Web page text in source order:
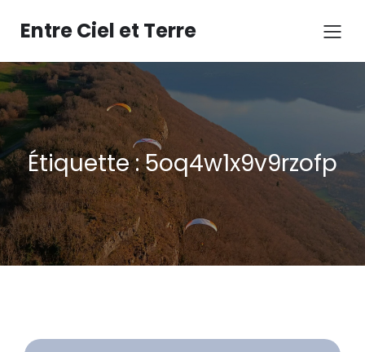
contenuEntre Ciel et Terre
Étiquette :5oq4w1x9v9rzofp